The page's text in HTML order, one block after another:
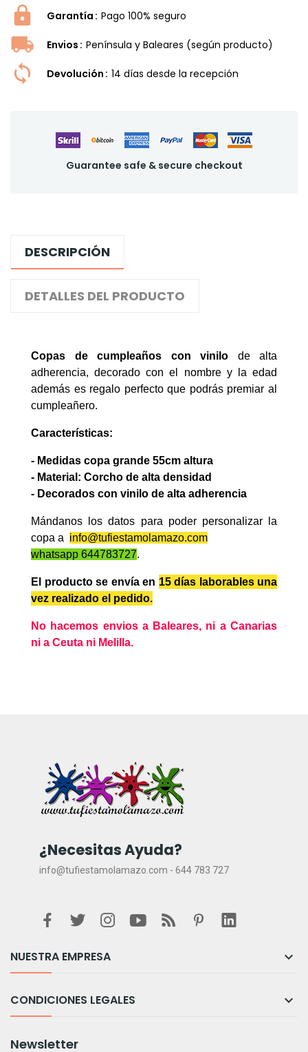
Garantía Pago 100% seguro
Envios Península y Baleares (según producto)
Devolución 14 dí­as desde la recepción
Guarantee safe & secure checkout
DESCRIPCIÓN
DETALLES DEL PRODUCTO
Copas de cumpleaños con vinilo de alta
adherencia, decorado con el nombre y la edad
además es regalo perfecto que podrás premiar al
cumpleañero.
Características:
- Medidas copa grande 55cm altura
- Material: Corcho de alta densidad
- Decorados con vinilo de alta adherencia
Mándanos los datos para poder personalizar la
copa a info@tufiestamolamazo.com
whatsapp 644783727.
El producto se envía en 15 días laborablesuna
vez realizado el pedido.
No hacemos envios a Baleares, ni a Canarias
ni a Ceuta ni Melilla.
¿Necesitas Ayuda?
info@tufiestamolamazo.com - 644 783 727
NUESTRA EMPRESA 
CONDICIONES LEGALES 
Newsletter